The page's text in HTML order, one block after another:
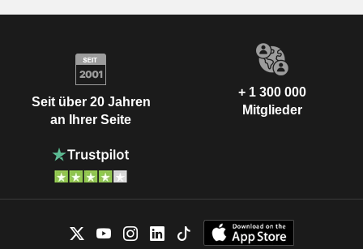
Seit über 20 Jahren
an Ihrer Seite
+ 1 300 000
Mitglieder